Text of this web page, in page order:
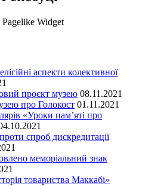
аспекти колективної
проєкт музею 08.11.2021
про Голокост 01.11.2021
«Уроки пам’яті про
спроб дискредитації
меморіальний знак
товариства Маккабі»